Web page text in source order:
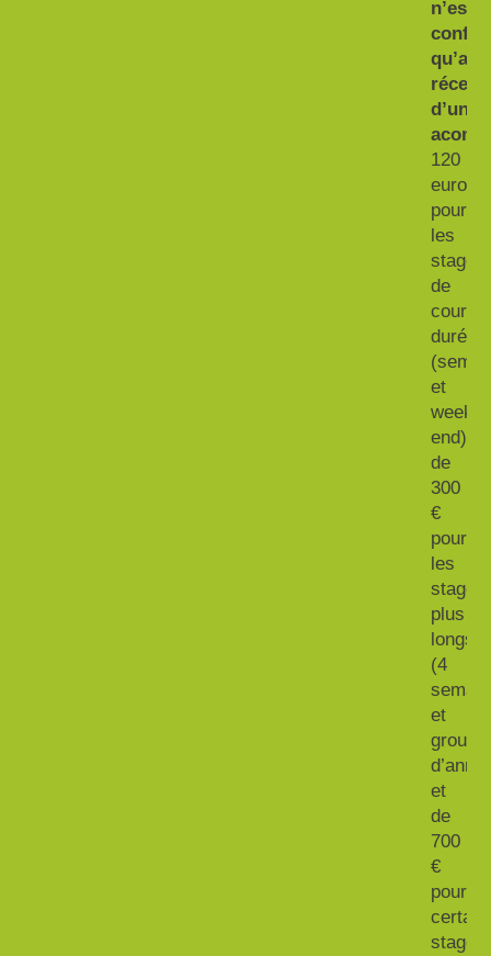
n’est
d’un
120
euros
pour
les
stages
de
courte
durée
et
week-
end),
de
300
€
pour
les
stages
plus
longs
(4
et
et
de
700
€
pour
stages